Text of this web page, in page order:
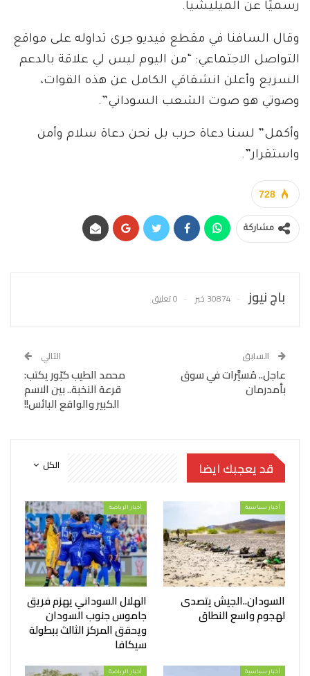
رسميًا عن الميليشيا.
وقال السافنا في مقطع فيديو جرى تداوله على مواقع
التواصل الاجتماعي: “من اليوم ليس لي علاقة بالدعم
السريع وأعلن انشقاقي الكامل عن هذه القوات،
وصوتي هو صوت الشعب السوداني”.
وأكمل” لسنا دعاة حرب بل نحن دعاة سلام وأمن
واستقرار”.
728
مشاركة
باج نيوز 30874 خبر 0 تعليق
السابق
عاجل.. مُسيَّرات في سوق
بأمدرمان
التالي
محمد الطيب كبّور يكتب:
قرعة النخبة.. بين الاسم
الكبير والواقع البائس!!
الكل قد يعجبك ايضا
أخبار سياسية
السودان..الجيش يتصدى
لهجوم واسع النطاق
أخبار الرياضة
الهلال السوداني يهزم فريق
جاموس جنوب السودان
ويحقق المركز الثالث ببطولة
سيكافا
أخبار سياسية أخبار الرياضة